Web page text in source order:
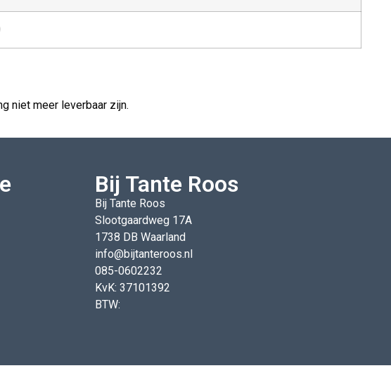
niet meer leverbaar zijn.
Bij Tante Roos
Bij Tante Roos
Slootgaardweg 17A
1738 DB Waarland
info@bijtanteroos.nl
085-0602232
KvK: 37101392
BTW: